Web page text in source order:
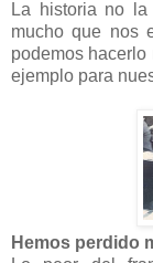
La historia no la
mucho que nos
podemos
ejemplo para
Hemos perdido